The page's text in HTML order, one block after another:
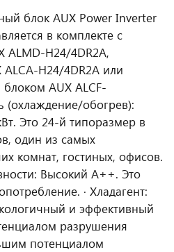
блок AUX Power Inverter
в комплекте c
ALMD-H24/4DR2A,
H24/4DR2A или
AUX ALCF-
(охлаждение/обогрев):
Это 24-й типоразмер в
один из самых
комнат, гостиных, офисов.
Высокий A++. Это
· Хладагент:
и эффективный
разрушения
потенциалом